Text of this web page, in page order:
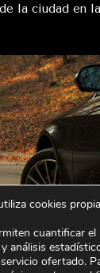
la ciudad en
o flota para
cookies
cuantificar
análisis
ofertado.